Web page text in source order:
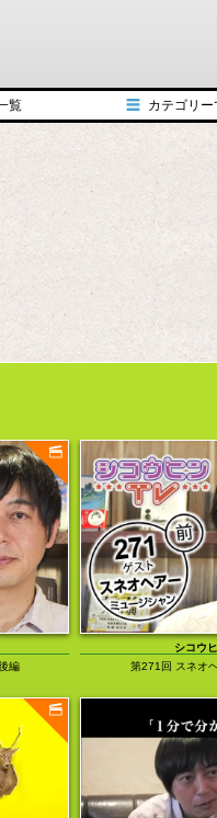
編
シコウ
第271回 スネオ
覧
代
TALK
東京徘徊日記」
晃子の「煮ても焼い
A DAY IN THE
て何ですか？」
1000 DANCES（邦
旅に出る」
勝負」
方ゆーわくぶつ」
カテゴリ
ファッション
アート／写真
コスメ
便利グッズ
コスプレ
旅行／地域
音楽関係
その他